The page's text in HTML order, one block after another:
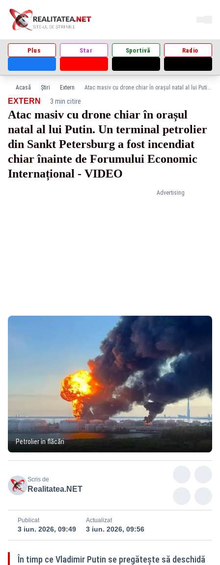
Plus Star Sportivă Radio
Acasă Știri Extern Atac masiv cu drone chiar în orașul natal al lui Putin. Un terminal petrolier din Sankt Petersburg a fost incendiat chiar înainte de Forumului Economic Internațional - VIDEO
Advertising
EXTERN · 3 min citire
Atac masiv cu drone chiar în orașul
natal al lui Putin. Un terminal petrolier
din Sankt Petersburg a fost incendiat
chiar înainte de Forumului Economic
Internațional - VIDEO
Petrolier în flăcări
Scris de
Realitatea.NET
Publicat
3 iun. 2026, 09:49
Actualizat
3 iun. 2026, 09:56
În timp ce Vladimir Putin se pregătește să deschidă